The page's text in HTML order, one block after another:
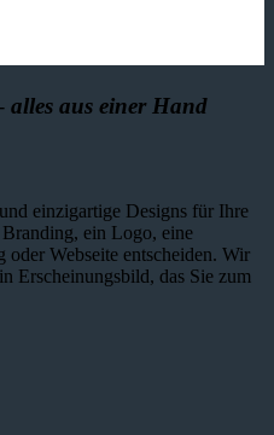
alles aus einer Hand
einzig­artige Designs für Ihre
ein Logo, eine
Webseite entscheiden. Wir
Erscheinungsbild, das Sie zum